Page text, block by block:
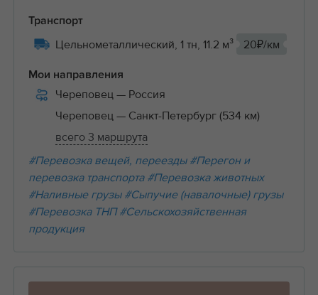
Транспорт
Цельнометаллический, 1 тн, 11.2 м³ 20₽/км
Мои направления
Череповец — Россия
Череповец — Санкт-Петербург (534 км)
всего 3 маршрута
#Перевозка вещей, переезды #Перегон и
перевозка транспорта #Перевозка животных
#Наливные грузы #Сыпучие (навалочные) грузы
#Перевозка ТНП #Сельскохозяйственная
продукция